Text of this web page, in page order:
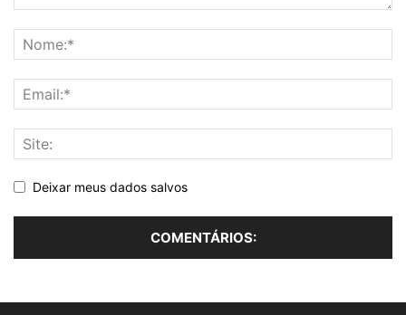
Deixar meus dados salvos